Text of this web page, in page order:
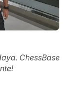
ChessBase